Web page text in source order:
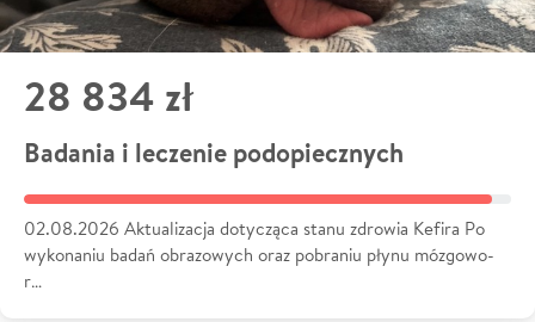
28 834 zł
Badania i leczenie podopiecznych
02.08.2026 Aktualizacja dotycząca stanu zdrowia Kefira Po
wykonaniu badań obrazowych oraz pobraniu płynu mózgowo-
r…